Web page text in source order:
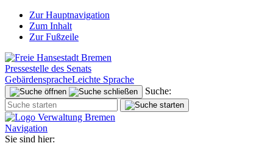
Zur Hauptnavigation
Zum Inhalt
Zur Fußzeile
Pressestelle des Senats
GebärdenspracheLeichte Sprache
Suche:
Navigation
Sie sind hier: